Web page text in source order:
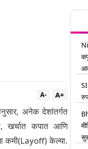
A+
A-
अनेक देशांतर्गत
खर्चात कपात आणि
कमी(Layoff) केल्या.